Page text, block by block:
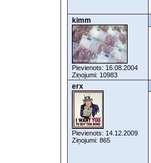
kimm
Pievienots: 16.08.2004
Ziņojumi: 10983
erx
Pievienots: 14.12.2009
Ziņojumi: 865